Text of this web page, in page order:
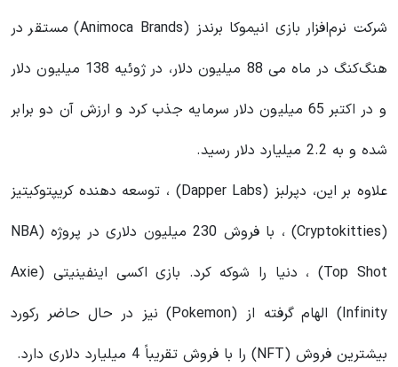
شرکت نرم‌افزار بازی انیموکا برندز (Animoca Brands) مستقر در
هنگ‌کنگ در ماه می 88 میلیون دلار، در ژوئیه 138 میلیون دلار
و در اکتبر 65 میلیون دلار سرمایه جذب کرد و ارزش آن دو برابر
شده و به 2.2 میلیارد دلار رسید.
علاوه بر این، دپرلبز (Dapper Labs) ، توسعه دهنده کریپتوکیتیز
(Cryptokitties) ، با فروش 230 میلیون دلاری در پروژه (NBA
Top Shot) ، دنیا را شوکه کرد. بازی اکسی اینفینیتی (Axie
Infinity) الهام گرفته از (Pokemon) نیز در حال حاضر رکورد
بیشترین فروش (NFT) را با فروش تقریباً 4 میلیارد دلاری دارد.